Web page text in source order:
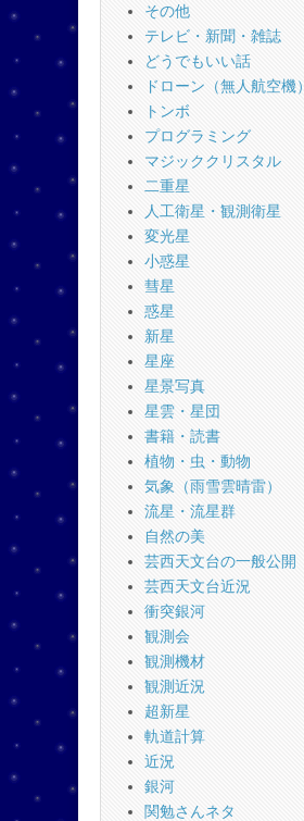
その他
テレビ・新聞・雑誌
どうでもいい話
ドローン（無人航空機）
トンボ
プログラミング
マジッククリスタル
二重星
人工衛星・観測衛星
変光星
小惑星
彗星
惑星
新星
星座
星景写真
星雲・星団
書籍・読書
植物・虫・動物
気象（雨雪雲晴雷）
流星・流星群
自然の美
芸西天文台の一般公開
芸西天文台近況
衝突銀河
観測会
観測機材
観測近況
超新星
軌道計算
近況
銀河
関勉さんネタ